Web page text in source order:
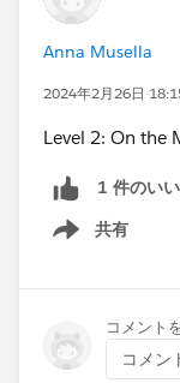
Anna Musella
2024年2月26日
Level 2: On the
1 件のい
共有
Show menu
コメント
コメン